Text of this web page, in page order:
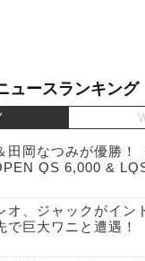
ュースランキング
田岡なつみが優勝！
QS 6,000 & LQS
オ、ジャックがイン
で巨大ワニと遭遇！